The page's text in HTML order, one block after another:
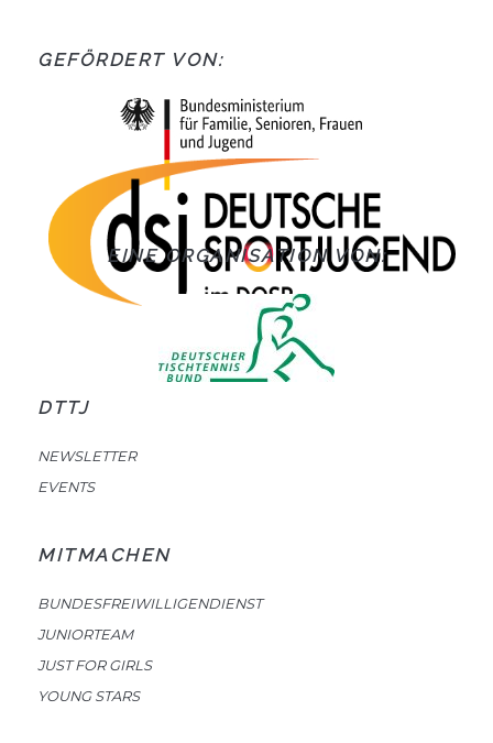
GEFÖRDERT VON:
EINE ORGANISATION VON:
DTTJ
NEWSLETTER
EVENTS
MITMACHEN
BUNDESFREIWILLIGENDIENST
JUNIORTEAM
JUST FOR GIRLS
YOUNG STARS